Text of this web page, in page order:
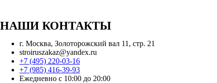
НАШИ КОНТАКТЫ
г. Москва, Золоторожский вал 11, стр. 21
stroiruszakaz@yandex.ru
+7 (495) 220-03-16
+7 (985) 416-39-93
Ежедневно с 10:00 до 20:00